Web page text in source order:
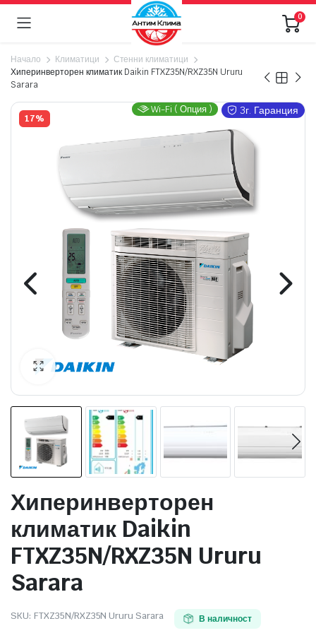
0
Начало Климатици
Стенни климатици
Хиперинверторен климатик Daikin FTXZ35N/RXZ35N Ururu
Sarara
17%
Wi-Fi ( Опция ) 3г. Гаранция
Хиперинверторен
климатик Daikin
FTXZ35N/RXZ35N Ururu
Sarara
SKU: FTXZ35N/RXZ35N Ururu Sarara В наличност